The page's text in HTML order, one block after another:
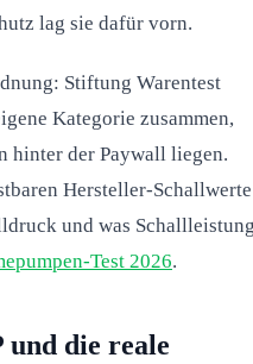
lag sie dafür vorn.
Stiftung Warentest
Kategorie zusammen,
hinter der Paywall liegen.
Hersteller-Schallwerte
und was
Test 2026.
und die reale